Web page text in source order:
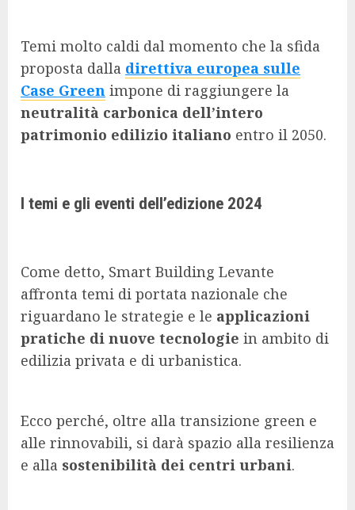
Temi molto caldi dal momento che la sfida
proposta dalla direttiva europea sulle
Case Green impone di raggiungere la
neutralità carbonica dell’intero
patrimonio edilizio italiano entro il 2050.
I temi e gli eventi dell’edizione 2024
Come detto, Smart Building Levante
affronta temi di portata nazionale che
riguardano le strategie e le applicazioni
pratiche di nuove tecnologie in ambito di
edilizia privata e di urbanistica.
Ecco perché, oltre alla transizione green e
alle rinnovabili, si darà spazio alla resilienza
e alla sostenibilità dei centri urbani.